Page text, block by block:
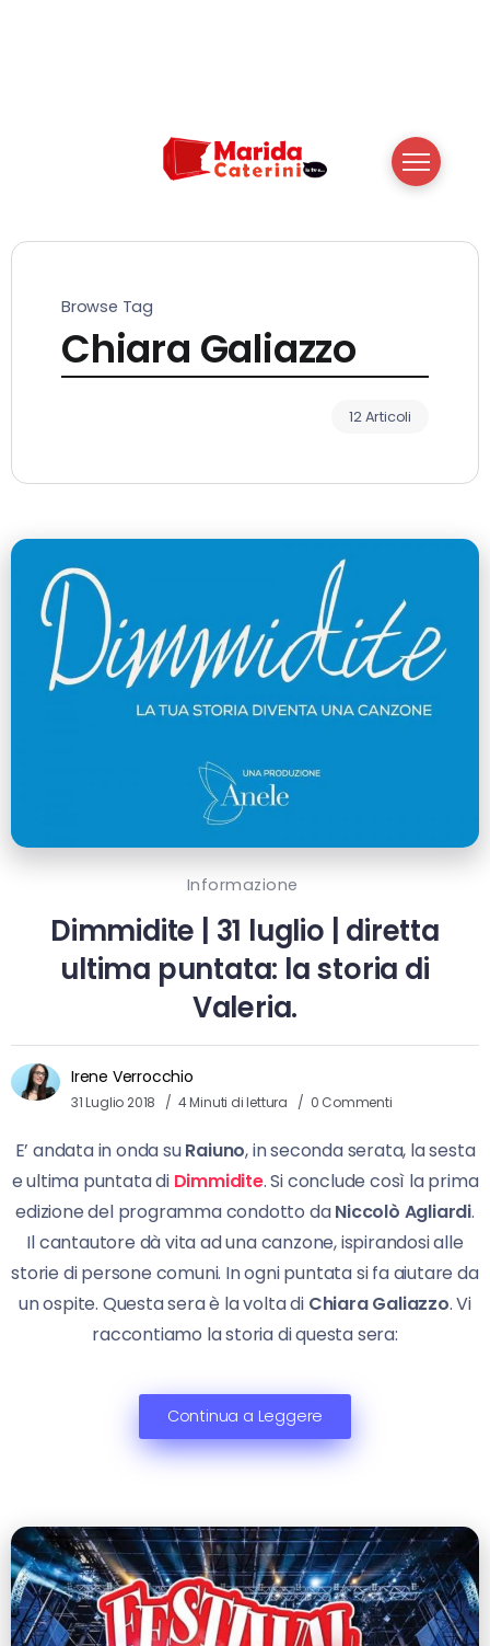
Browse Tag
Chiara Galiazzo
12 Articoli
Informazione
Dimmidite | 31 luglio | diretta
ultima puntata: la storia di
Valeria.
Irene Verrocchio
31 Luglio 2018 4 Minuti di lettura 0 Commenti
E’ andata in onda suRaiuno, in seconda serata, la sesta
e ultima puntata di Dimmidite. Si conclude così la prima
edizione del programma condotto daNiccolò Agliardi.
Il cantautore dà vita ad una canzone, ispirandosi alle
storie di persone comuni. In ogni puntata si fa aiutare da
un ospite. Questa sera è la volta di Chiara Galiazzo. Vi
raccontiamo la storia di questa sera:
Continua a Leggere